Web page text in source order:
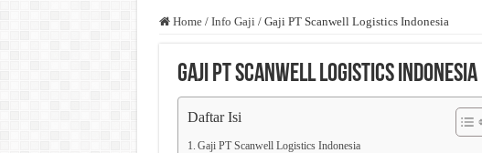
Home / Info Gaji / Gaji PT Scanwell Logistics Indonesia
Gaji PT Scanwell Logistics Indonesia
Daftar Isi
Gaji PT Scanwell Logistics Indonesia